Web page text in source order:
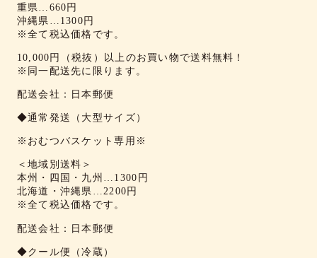
重県…660円
沖縄県…1300円
※全て税込価格です。
10,000円（税抜）以上のお買い物で送料無料！
※同一配送先に限ります。
配送会社：日本郵便
◆通常発送（大型サイズ）
※おむつバスケット専用※
＜地域別送料＞
本州・四国・九州…1300円
北海道・沖縄県…2200円
※全て税込価格です。
配送会社：日本郵便
◆クール便（冷蔵）